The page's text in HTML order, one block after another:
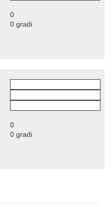
0
0 gradi
0
0 gradi